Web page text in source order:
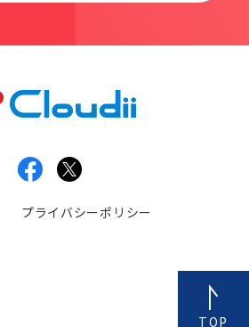
TOP
プライバシーポリシー